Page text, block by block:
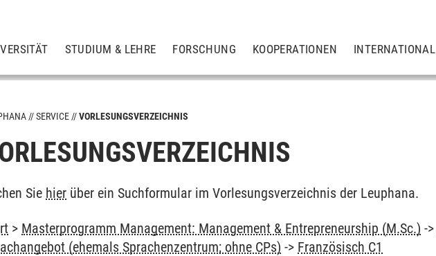
STUDIUM & LEHRE FORSCHUNG KOOPERATIONEN INTERNATIONAL
SERVICE VORLESUNGSVERZEICHNIS
Sie hier über ein Suchformular im Vorlesungsverzeichnis der Leuphana.
> Masterprogramm Management: Management & Entrepreneurship (M.Sc.) ->
(ehemals Sprachenzentrum; ohne CPs) -> Französisch C1